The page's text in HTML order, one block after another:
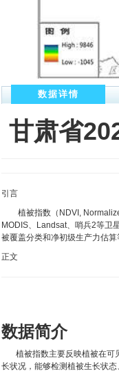
数据详情
甘肃省
引言
植被指数（NDVI,
MODIS、Landsat、哨兵2等卫
被覆盖分类和净初级生产力估
正文
数据简介
植被指数主要反映植被在可
长状况，能够检测植被生长状